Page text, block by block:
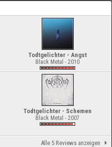
Todtgelichter - Angst
Black Metal - 2010
Todtgelichter - Schemen
Black Metal - 2007
Alle 5 Reviews anzeigen